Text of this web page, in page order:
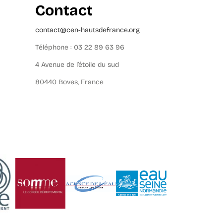
Contact
contact@cen-hautsdefrance.org
Téléphone : 03 22 89 63 96
4 Avenue de l’étoile du sud
80440 Boves, France